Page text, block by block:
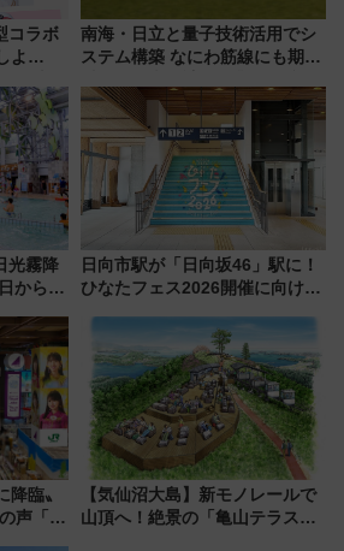
コラボ
よ
南海・日立と量子技術活用でシ
ステム構築 なにわ筋線にも期待
光霧降
から営
広い世
ゾート
日向市駅が「日向坂46」駅に！
ひなたフェス2026開催に向けJR
全力応援 夜行列車「ドリーム
おひさま号」も走る
臨〟
声「真
【気仙沼大島】新モノレールで
山頂へ！絶景の「亀山テラス